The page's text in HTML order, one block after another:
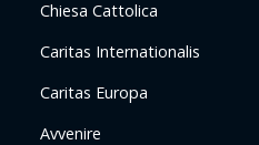
Chiesa Cattolica
Caritas Internationalis
Caritas Europa
Avvenire